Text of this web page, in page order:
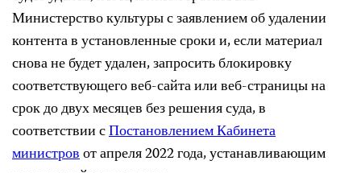
Министерство культуры с заявлением об удалении
контента в установленные сроки и, если материал
снова не будет удален, запросить блокировку
соответствующего веб-сайта или веб-страницы на
срок до двух месяцев без решения суда, в
соответствии сПостановлением Кабинета
министровот апреля 2022 года, устанавливающим